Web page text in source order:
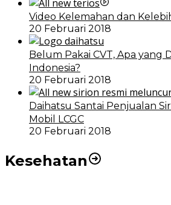
Video Kelemahan dan
20 Februari 2018
Belum Pakai CVT, Apa yang
Indonesia?
20 Februari 2018
Daihatsu Santai Penjualan
Mobil LCGC
20 Februari 2018
Kesehatan